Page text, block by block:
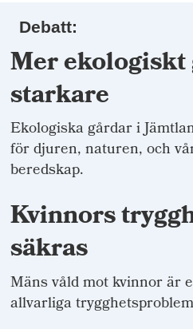
Debatt:
Mer
starkare
Ekologiska gårdar i
för djuren, naturen, och
beredskap.
Kvinnors
säkras
Mäns våld mot kvinnor är
allvarliga